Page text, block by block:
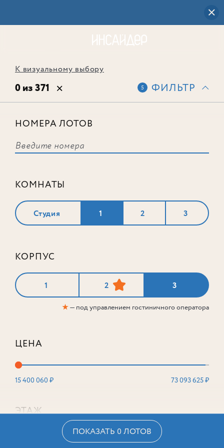
К визуальному выбору
0 из 371 5 ФИЛЬТР
НОМЕРА ЛОТОВ
КОМНАТЫ
Студия 1 2 3
КОРПУС
1 2 3
★— под управлением гостиничного оператора
ЦЕНА
15 400 060 ₽ 73 093 625 ₽
ЭТАЖ
ПОКАЗАТЬ 0 ЛОТОВ
соответствует ни одного лота